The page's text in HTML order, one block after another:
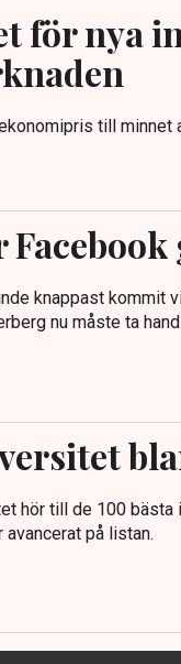
för nya
till minnet
knappast kommit
nu måste ta
hör till de 100
på listan.